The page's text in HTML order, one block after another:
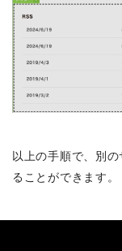
以上の手順で、別
ることができます。